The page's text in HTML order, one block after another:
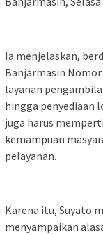
Ia menjelaskan,
Banjarmasin
layanan
hingga penyediaan
juga harus
kemampuan
pelayanan.
Karena itu, Suyato
menyampaikan